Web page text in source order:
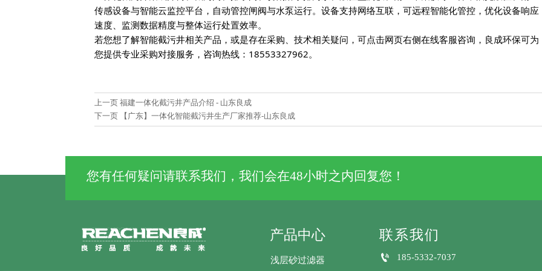
传感设备与智能云监控平台，自动管控闸阀与水泵运行。设备支持网络互联，可远程智能化管控，优化设备响应
速度、监测数据精度与整体运行处置效率。
若您想了解智能截污井相关产品，或是存在采购、技术相关疑问，可点击网页右侧在线客服咨询，良成环保可为
您提供专业采购对接服务，咨询热线：18553327962。
上一页 福建一体化截污井产品介绍 - 山东良成
下一页
【广东】一体化智能截污井生产厂家推荐-山东良成
您有任何疑问请联系我们，我们会在48小时之内回复您！
产品中心
浅层砂过滤器
联系我们
 185-5332-7037